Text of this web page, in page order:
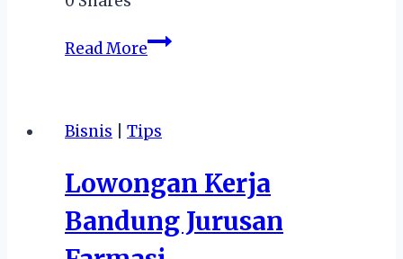
Read MoreThe
of
Fishkeeping
Bisnis Tips
Lowongan Kerja
Bandung Jurusan